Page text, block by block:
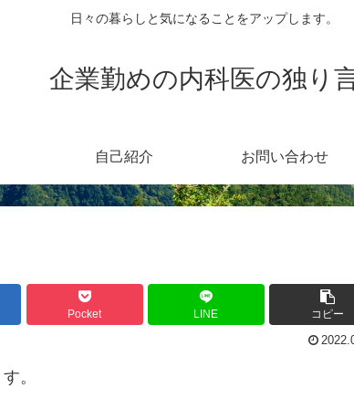
日々の暮らしと気になることをアップします。
企業勤めの内科医の独り
自己紹介 お問い合わせ
Pocket LINE コピー
。